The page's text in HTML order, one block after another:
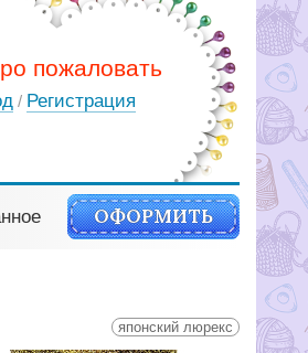
пожаловать
/ Регистрация
ОФОРМИТЬ
японский люрекс